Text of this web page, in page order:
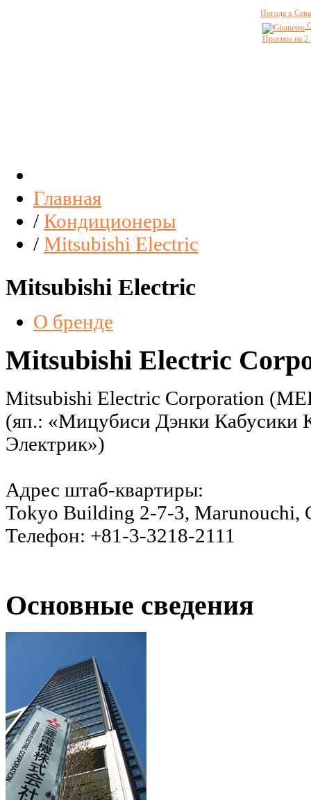
Погода в
Прогноз на 2
Главная
/ Кондиционеры
/ Mitsubishi Electric
Mitsubishi Electric
О бренде
Mitsubishi Electric
Mitsubishi Electric Corporation
(яп.: «Мицубиси Дэнки Кабусики
Электрик»)
Адрес штаб-квартиры:
Tokyo Building 2-7-3, Marunouchi,
Телефон: +81-3-3218-2111
Основные сведения